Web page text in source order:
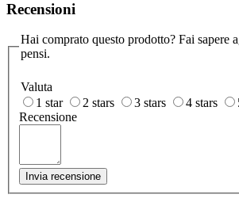
Recensioni
Hai comprato questo prodotto? Fai sapere
pensi.
Valuta
1 star
2 stars 3 stars 4 stars
Recensione
Invia recensione